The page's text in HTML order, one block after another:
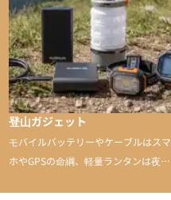
登山ガジェット
モバイルバッテリーやケーブルはスマ
ホやGPSの命綱、軽量ランタンは夜間